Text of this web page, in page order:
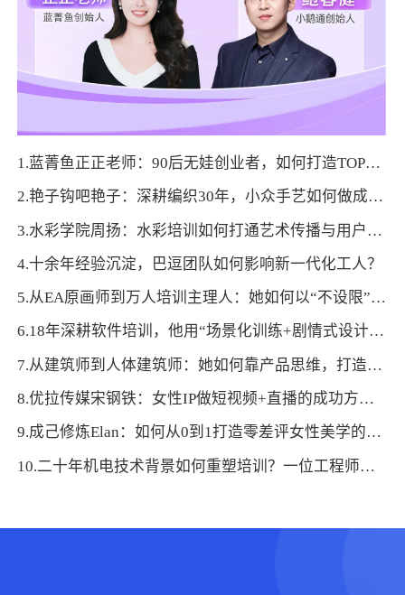
1.蓝菁鱼正正老师：90后无娃创业者，如何打造TOP国际教育品牌？
2.艳子钩吧艳子：深耕编织30年，小众手艺如何做成终身事业？
3.水彩学院周扬：水彩培训如何打通艺术传播与用户服务双链路？
4.十余年经验沉淀，巴逗团队如何影响新一代化工人？
5.从EA原画师到万人培训主理人：她如何以“不设限”理念打造高粘性绘画平台？
6.18年深耕软件培训，他用“场景化训练+剧情式设计”打造出高口碑产品体系！
7.从建筑师到人体建筑师：她如何靠产品思维，打造小而美运动健康品牌？
8.优拉传媒宋钢铁：女性IP做短视频+直播的成功方法论！
9.成己修炼Elan：如何从0到1打造零差评女性美学的一体化产品？
10.二十年机电技术背景如何重塑培训？一位工程师的跨界实践